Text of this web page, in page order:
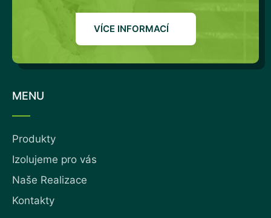
VÍCE INFORMACÍ
MENU
Produkty
Izolujeme pro vás
Naše Realizace
Kontakty